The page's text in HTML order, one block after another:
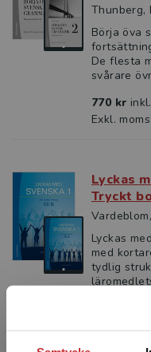
Thunberg,
Börja öva
De flesta
svårare
770 kr
Exkl.
Lyckas
Tryckt
Lyckas
med
tydlig